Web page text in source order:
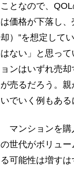
ことなので、
は価格が下落し
却）”を想定して
はない」と思っ
ョンはいずれ売
が売るだろう。
いでいく例もある
マンションを購
の世代がボリュ
る可能性は増す